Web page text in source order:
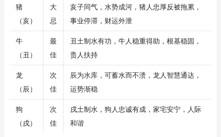
猪
（亥）
大
忌
亥子同气，水势成河，猪人忠厚反被拖累，
事业停滞，财运外泄
牛
（丑）
最
佳
丑土制水有功，牛人稳重得助，根基稳固，
贵人扶持
龙
（辰）
次
佳
辰为水库，可蓄水而不溃，龙人智慧通达，
运势渐稳
狗
（戌）
次
佳
戌土制水，狗人忠诚有成，家宅安宁，人际
和谐